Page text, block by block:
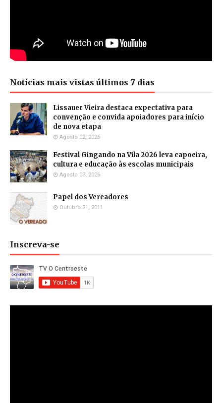
Notícias mais vistas últimos 7 dias
Lissauer Vieira destaca expectativa para
convenção e convida apoiadores para início
de nova etapa
Agosto 02, 2026
Festival Gingando na Vila 2026 leva capoeira,
cultura e educação às escolas municipais
Agosto 03, 2026
Papel dos Vereadores
Outubro 31, 2011
Inscreva-se